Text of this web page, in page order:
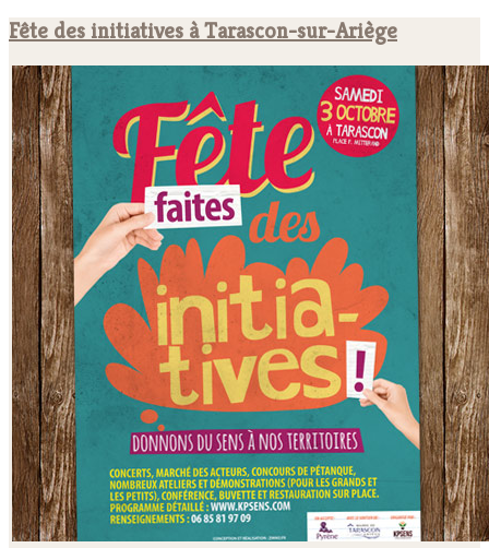
Fête des initiatives à Tarascon-sur-Ariège